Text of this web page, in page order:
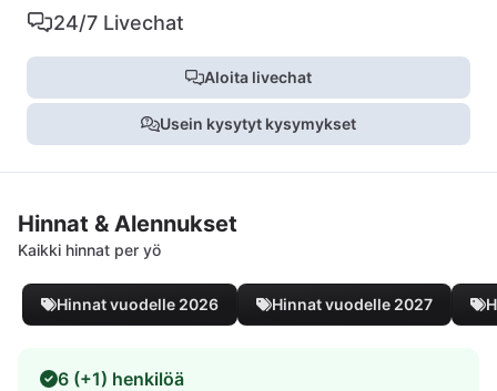
24/7 Livechat
Aloita livechat
Usein kysytyt kysymykset
Hinnat & Alennukset
Kaikki hinnat per yö
Hinnat vuodelle 2026 Hinnat vuodelle 2027
6 (+1) henkilöä